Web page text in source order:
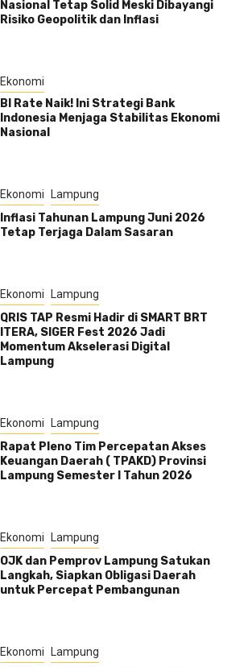
Nasional Tetap Solid Meski Dibayangi
Risiko Geopolitik dan Inflasi
Ekonomi
BI Rate Naik! Ini Strategi Bank
Indonesia Menjaga Stabilitas Ekonomi
Nasional
Ekonomi Lampung
Inflasi Tahunan Lampung Juni 2026
Tetap Terjaga Dalam Sasaran
Ekonomi Lampung
QRIS TAP Resmi Hadir di SMART BRT
ITERA, SIGER Fest 2026 Jadi
Momentum Akselerasi Digital
Lampung
Ekonomi Lampung
Rapat Pleno Tim Percepatan Akses
Keuangan Daerah ( TPAKD) Provinsi
Lampung Semester l Tahun 2026
Ekonomi Lampung
OJK dan Pemprov Lampung Satukan
Langkah, Siapkan Obligasi Daerah
untuk Percepat Pembangunan
Ekonomi Lampung